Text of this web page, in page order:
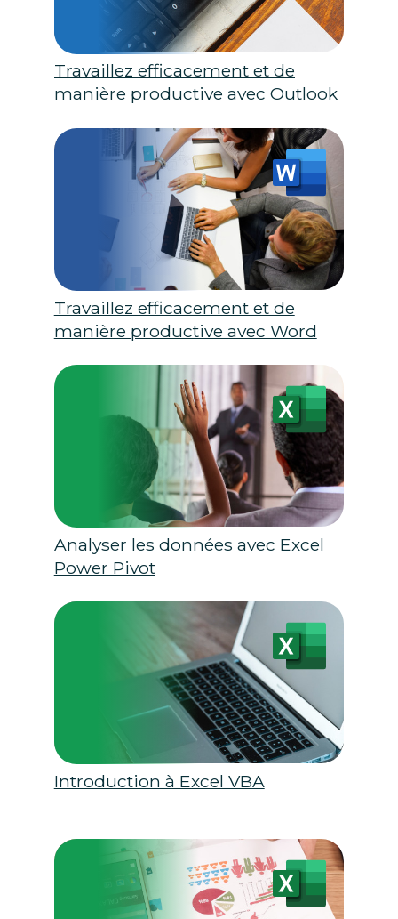
Travaillez efficacement et de
manière productive avec Outlook
Travaillez efficacement et de
manière productive avec Word
Analyser les données avec Excel
Power Pivot
Introduction à Excel VBA